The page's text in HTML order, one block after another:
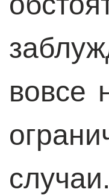
вовсе